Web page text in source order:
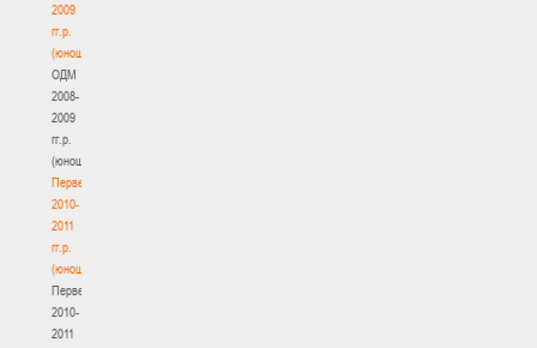
2009
гг.р.
(юноши)
ОДМ
2008-
2009
гг.р.
(юноши)
Первенство
2010-
2011
гг.р.
(юноши)
Первенство
2010-
2011